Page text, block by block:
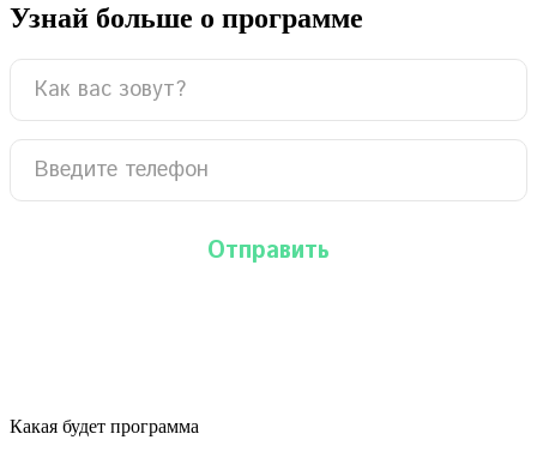
Узнай больше о программе
Какая будет программа